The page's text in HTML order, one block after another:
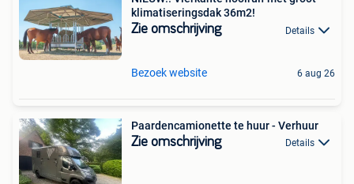
klimatiseringsdak 36m2!
Zie omschrijving Details
Bezoek website 6 aug 26
Paardencamionette te huur - Verhuur
Zie omschrijving Details